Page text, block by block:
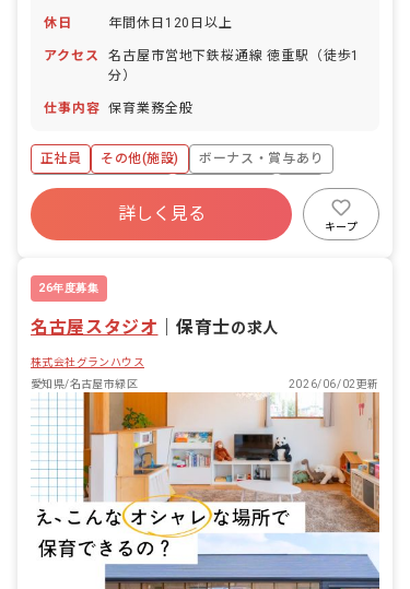
休日 年間休日120日以上
アクセス
名古屋市営地下鉄桜通線 徳重駅（徒歩1
分）
仕事内容 保育業務全般
正社員 その他(施設)
ボーナス・賞与あり
年間休日120日以上
社会保険完備
昇給昇進あり
産休育休制度
詳しく見る
キープ
26年度募集
名古屋スタジオ ｜保育士の求人
株式会社グランハウス
愛知県/名古屋市緑区
2026/06/02更新